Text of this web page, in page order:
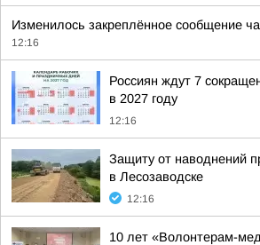
Изменилось закреплённое сообщение
12:16
Россиян ждут 7
в 2027 году
12:16
Защиту от наводнений
в Лесозаводске
12:16
10 лет «Волонтерам-